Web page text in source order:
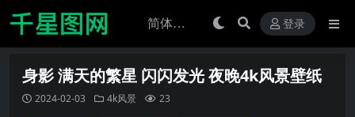
登录
身影 满天的繁星 闪闪发光 夜晚4k风景壁纸
2024-02-03 4k风景 23